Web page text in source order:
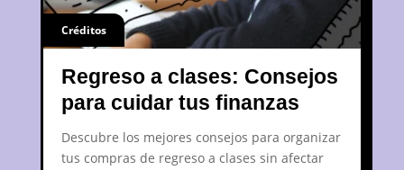
Créditos
Regreso a clases: Consejos
para cuidar tus finanzas
Descubre los mejores consejos para organizar
tus compras de regreso a clases sin afectar